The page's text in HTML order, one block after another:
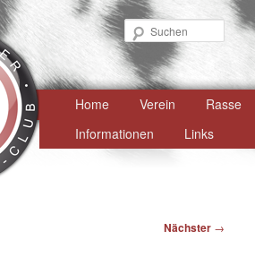
Hauptmenü
Zum
primären
Home Verein
Rasse
Informationen
Links
Nächster →